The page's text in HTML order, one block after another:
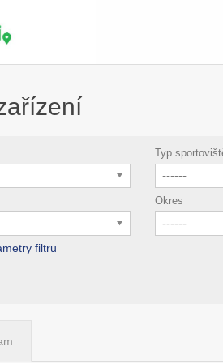
Typ
------
Okres
------
filtru